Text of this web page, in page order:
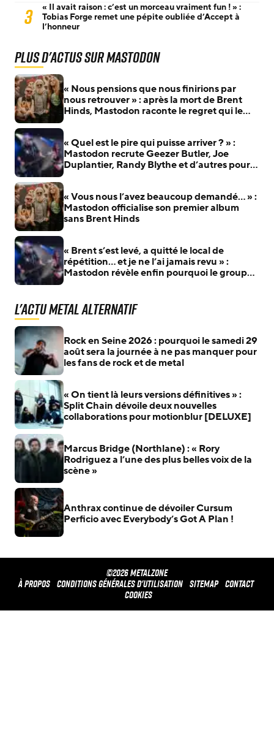
3
« Il avait raison : c’est un morceau vraiment fun ! » :
Tobias Forge remet une pépite oubliée d’Accept à
l’honneur
Plus d'actus sur Mastodon
« Nous pensions que nous finirions par
nous retrouver » : après la mort de Brent
Hinds, Mastodon raconte le regret qui le
« Quel est le pire qui puisse arriver ? » :
Mastodon recrute Geezer Butler, Joe
Duplantier, Randy Blythe et d’autres pour
« Vous nous l’avez beaucoup demandé… » :
Mastodon officialise son premier album
sans Brent Hinds
« Brent s’est levé, a quitté le local de
répétition… et je ne l’ai jamais revu » :
Mastodon révèle enfin pourquoi le groupe
L'actu Metal Alternatif
Rock en Seine 2026 : pourquoi le samedi 29
août sera la journée à ne pas manquer pour
les fans de rock et de metal
« On tient là leurs versions définitives » :
Split Chain dévoile deux nouvelles
collaborations pour motionblur [DELUXE]
Marcus Bridge (Northlane) : « Rory
Rodriguez a l’une des plus belles voix de la
scène »
Anthrax continue de dévoiler Cursum
Perficio avec Everybody’s Got A Plan !
©2026 METALZONE
À propos Conditions générales d'utilisation Sitemap Contact
Cookies